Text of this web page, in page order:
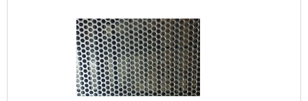
galvanizada Ao adquirir um...